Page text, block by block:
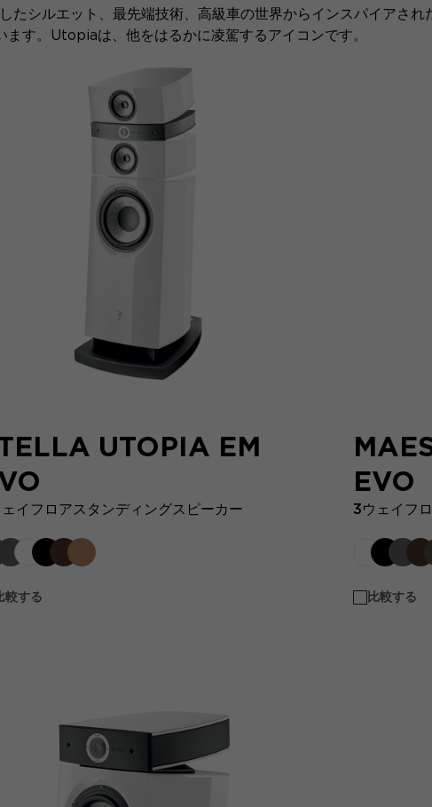
シルエット、最先端技術、高級車の世界からインスパイアされ
ます。Utopiaは、他をはるかに凌駕するアイコンです。
UTOPIA EM
イフロアスタンディングスピーカー
較する
EVO
3ウェイフ
比較する